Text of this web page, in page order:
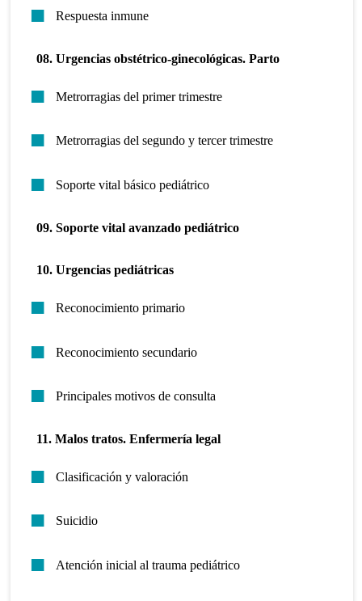
Respuesta inmune
08. Urgencias obstétrico-ginecológicas. Parto
Metrorragias del primer trimestre
Metrorragias del segundo y tercer trimestre
Soporte vital básico pediátrico
09. Soporte vital avanzado pediátrico
10. Urgencias pediátricas
Reconocimiento primario
Reconocimiento secundario
Principales motivos de consulta
11. Malos tratos. Enfermería legal
Clasificación y valoración
Suicidio
Atención inicial al trauma pediátrico